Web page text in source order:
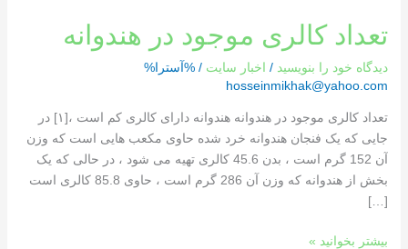
تعداد کالری موجود در هندوانه
دیدگاه‌ خود را بنویسید / اخبار سایت / %آسترا%
hosseinmikhak@yahoo.com
تعداد کالری موجود در هندوانه هندوانه دارای کالری کم است ،[١] در
جایی که یک فنجان هندوانه خرد شده حاوی مکعب هایی است که وزن
آن 152 گرم است ، بدن 45.6 کالری تهیه می شود ، در حالی که یک
بخش از هندوانه که وزن آن 286 گرم است ، حاوی 85.8 کالری است
[…]
بیشتر بخوانید »